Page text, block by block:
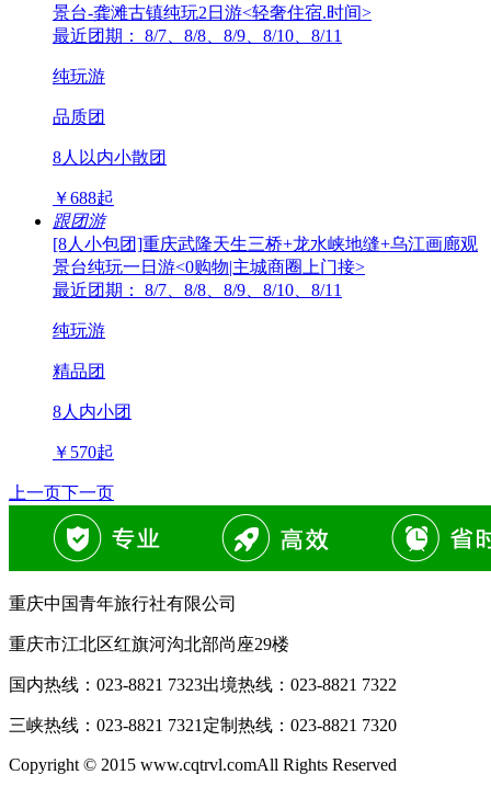
景台-龚滩古镇纯玩2日游<轻奢住宿.时间>
最近团期： 8/7、8/8、8/9、8/10、8/11
纯玩游
品质团
8人以内小散团
￥688起
跟团游
[8人小包团]重庆武隆天生三桥+龙水峡地缝+乌江画廊观
景台纯玩一日游<0购物|主城商圈上门接>
最近团期： 8/7、8/8、8/9、8/10、8/11
纯玩游
精品团
8人内小团
￥ 570起
上一页下一页
重庆中国青年旅行社有限公司
重庆市江北区红旗河沟北部尚座29楼
国内热线： 023-8821 7323出境热线： 023-8821 7322
三峡热线： 023-8821 7321 定制热线： 023-8821 7320
Copyright © 2015 www.cqtrvl.comAll Rights Reserved